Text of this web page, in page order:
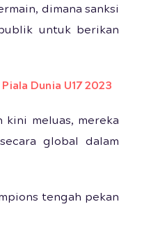
dimana sanksi
untuk berikan
Dunia U17 2023
kini meluas, mereka
global dalam
tengah pekan